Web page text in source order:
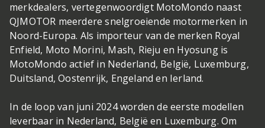
merkdealers, vertegenwoordigt MotoMondo naast
QJMOTOR meerdere snelgroeiende motormerken in
Noord-Europa. Als importeur van de merken Royal
Enfield, Moto Morini, Mash, Rieju en Hyosung is
MotoMondo actief in Nederland, België, Luxemburg,
Duitsland, Oostenrijk, Engeland en Ierland.
In de loop van juni 2024 worden de eerste modellen
leverbaar in Nederland, België en Luxemburg. Om